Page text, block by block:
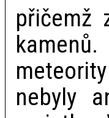
přičemž
nebyly